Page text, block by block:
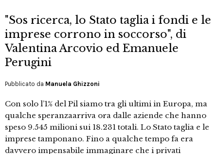
"Sos ricerca, lo Stato taglia i fondi e le
imprese corrono in soccorso", di
Valentina Arcovio ed Emanuele
Perugini
Pubblicato da Manuela Ghizzoni
Con solo l’1% del Pil siamo tra gli ultimi in Europa, ma
qualche speranzaarriva ora dalle aziende che hanno
speso 9.545 milioni sui 18.231 totali. Lo Stato taglia e le
imprese tamponano. Fino a qualche tempo fa era
davvero impensabile immaginare che i privati